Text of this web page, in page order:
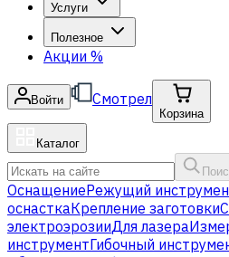
Услуги
Полезное
Акции %
Войти Смотрел
Корзина
Каталог
ОснащениеРежущий
оснасткаКрепление заготовки
электроэрозииДля лазера
инструментГибочный